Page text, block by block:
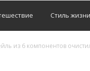
Стиль жизни
из 6 компонентов